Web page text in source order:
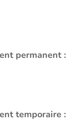
permanent :
temporaire :